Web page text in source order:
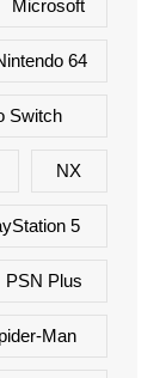
Microsoft
64
Switch
NX
5
PSN Plus
Man